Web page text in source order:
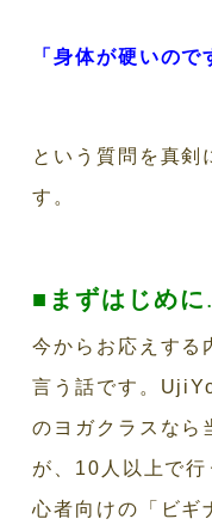
「身体が硬いので
という質問を真剣
す。
■まずはじめに
今からお応えす
言う話です。
のヨガクラスなら
が、10人以上で
心者向けの「ビギ